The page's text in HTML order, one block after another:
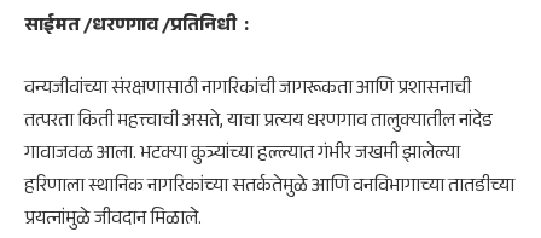
साईमत /धरणगाव /प्रतिनिधी :
वन्यजीवांच्या संरक्षणासाठी नागरिकांची जागरूकता आणि प्रशासनाची
तत्परता किती महत्त्वाची असते, याचा प्रत्यय धरणगाव तालुक्यातील नांदेड
गावाजवळ आला. भटक्या कुत्र्यांच्या हल्ल्यात गंभीर जखमी झालेल्या
हरिणाला स्थानिक नागरिकांच्या सतर्कतेमुळे आणि वनविभागाच्या तातडीच्या
प्रयत्नांमुळे जीवदान मिळाले.